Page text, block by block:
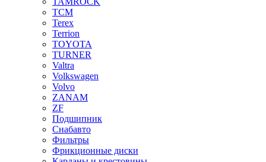
TCM
Terex
Terrion
TOYOTA
TURNER
Valtra
Volkswagen
Volvo
ZANAM
ZF
Подшипник
Снабавто
Фильтры
Фрикционные диски